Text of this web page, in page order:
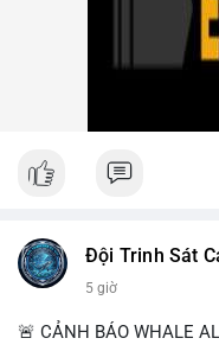
Nhà đầu tư nên theo dõi
nhiều giao dịch lớn (từ 4
Xem chi tiết các bài viết
#ofacsanctions
Đội Trinh Sát
5 giờ
🚨 CẢNH BÁO WHALE